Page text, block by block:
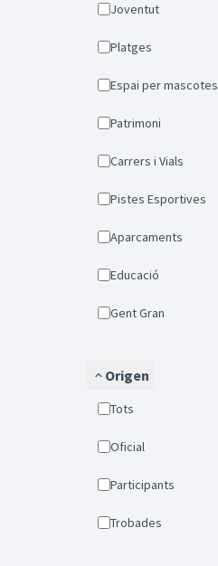
Joventut
Platges
Espai per mascotes
Patrimoni
Carrers i Vials
Pistes Esportives
Aparcaments
Educació
Gent Gran
Origen
Tots
Oficial
Participants
Trobades